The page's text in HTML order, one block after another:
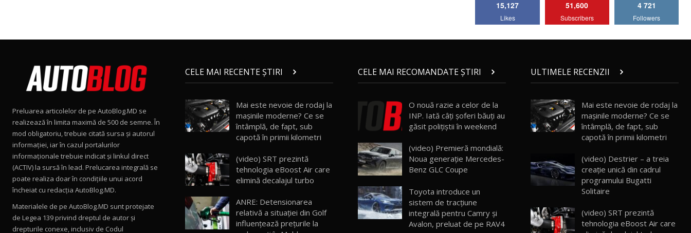
AutoBlog.MD
15:08
15:22
Mercedes-AMG E 53 HYBRID 4MATIC+ /
Test Drive AutoBlog.MD
Noul Volvo ES90 / Test Drive AutoBlog.MD
27:58
12
Noul MG HS / Test Drive AutoBlog.MD
16:48
15,127
Likes
51,600
Subscribers
4 721
Followers
Preluarea articolelor de pe AutoBlog.MD se
realizează în limita maximă de 500 de semne. În
mod obligatoriu, trebuie citată sursa și autorul
informației, iar în cazul portalurilor
informaționale trebuie indicat și linkul direct
(ACTIV) la sursă în lead. Prelucarea integrală se
poate realiza doar în condițiile unui acord
încheiat cu redacţia AutoBlog.MD.
Materialele de pe AutoBlog.MD sunt protejate
de Legea 139 privind dreptul de autor și
drepturile conexe, inclusiv de Codul
CELE MAI RECENTE ȘTIRI
Mai este nevoie de rodaj la
mașinile moderne? Ce se
întâmplă, de fapt, sub
capotă în primii kilometri
(video) SRT prezintă
tehnologia eBoost Air care
elimină decalajul turbo
ANRE: Detensionarea
relativă a situației din Golf
influențează prețurile la
CELE MAI RECOMANDATE ȘTIRI
O nouă razie a celor de la
INP. Iată câţi şoferi băuţi au
găsit poliţiştii în weekend
(video) Premieră mondială:
Noua generaţie Mercedes-
Benz GLC Coupe
Toyota introduce un
sistem de tracţiune
integrală pentru Camry şi
Avalon, preluat de pe RAV4
ULTIMELE RECENZII
Mai este nevoie de rodaj la
mașinile moderne? Ce se
întâmplă, de fapt, sub
capotă în primii kilometri
(video) Destrier – a treia
creație unică din cadrul
programului Bugatti
Solitaire
(video) SRT prezintă
tehnologia eBoost Air care